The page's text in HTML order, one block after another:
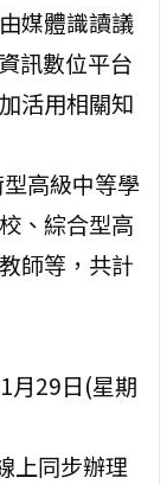
媒體識讀議
訊數位平台
活用相關知
高級中等學
、綜合型高
師等，共計
月29日(星期
上同步辦理